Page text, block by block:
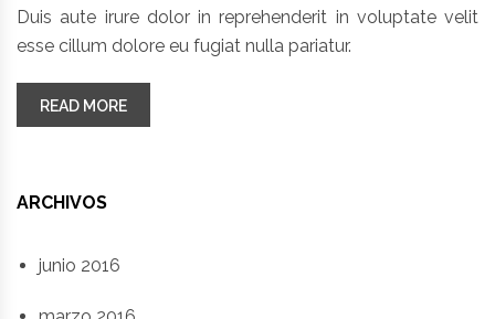
Duis aute irure dolor in reprehenderit in voluptate velit
esse cillum dolore eu fugiat nulla pariatur.
READ MORE“DUIS AUTE IRURE DOLOR IN REPREHENDERIT
ARCHIVOS
junio 2016